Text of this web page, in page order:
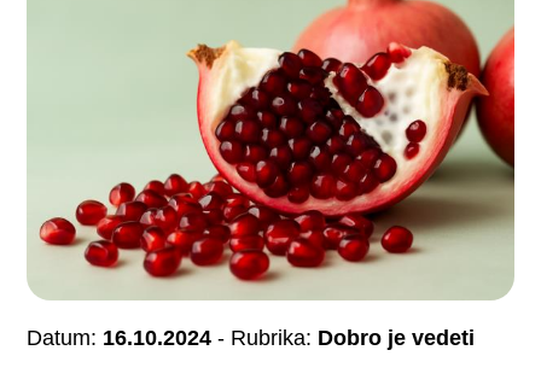
Datum: 16.10.2024 - Rubrika: Dobro je vedeti